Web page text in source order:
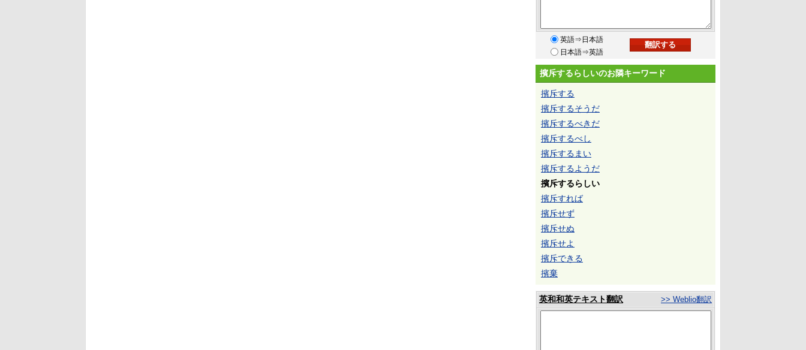
英語⇒日本語
日本語⇒英語
擯斥するらしいのお隣キーワード
擯斥する
擯斥するそうだ
擯斥するべきだ
擯斥するべし
擯斥するまい
擯斥するようだ
擯斥するらしい
擯斥すれば
擯斥せず
擯斥せぬ
擯斥せよ
擯斥できる
擯棄
英和和英テキスト翻訳 >> Weblio翻訳